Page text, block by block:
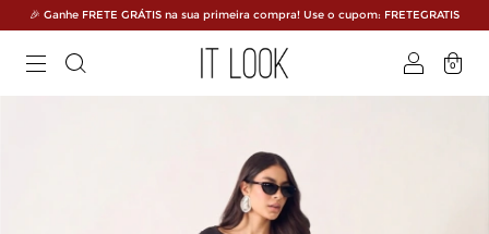
🎉 Ganhe FRETE GRÁTIS na sua primeira compra! Use o cupom: FRETEGRATIS
0